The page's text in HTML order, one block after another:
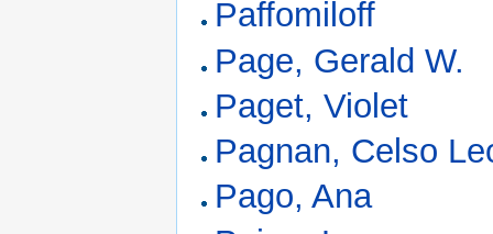
Paffomiloff
Page, Gerald W.
Paget, Violet
Pagnan, Celso
Pago, Ana